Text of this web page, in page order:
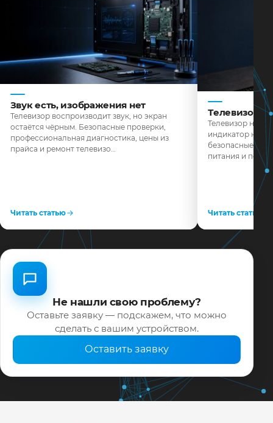
Звук есть, изображения нет
Телевизор воспроизводит звук, но экран
остаётся чёрным. Безопасные проверки,
профессиональная диагностика, цены из
прайса и ремонт телевизо…
Читать статью
Телевизор
Телевизор не
индикатор не
безопасные
питания и
Читать статью
Не нашли свою проблему?
Оставьте заявку — подскажем, что можно
сделать с вашим устройством.
Оставить заявку